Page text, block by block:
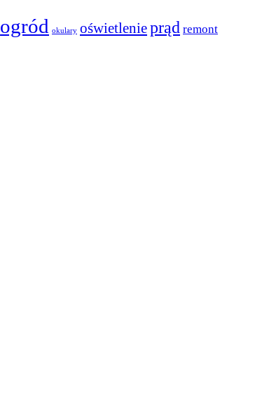
ogród okulary oświetlenieprąd remont